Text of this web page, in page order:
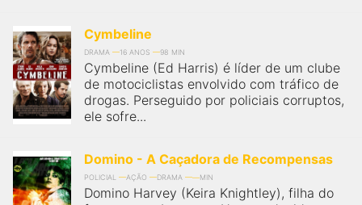
Cymbeline
DRAMA 16 ANOS 98 MIN
Cymbeline (Ed Harris) é líder de um clube
de motociclistas envolvido com tráfico de
drogas. Perseguido por policiais corruptos,
ele sofre...
Domino - A Caçadora de Recompensas
POLICIAL AÇÃO DRAMA MIN
Domino Harvey (Keira Knightley), filha do